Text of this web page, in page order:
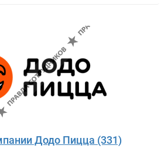
Додо Пицца (331)